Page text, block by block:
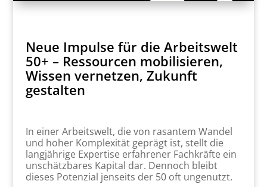
Neue Impulse für die Arbeitswelt
50+ – Ressourcen mobilisieren,
Wissen vernetzen, Zukunft
gestalten
In einer Arbeitswelt, die von rasantem Wandel
und hoher Komplexität geprägt ist, stellt die
langjährige Expertise erfahrener Fachkräfte ein
unschätzbares Kapital dar. Dennoch bleibt
dieses Potenzial jenseits der 50 oft ungenutzt.